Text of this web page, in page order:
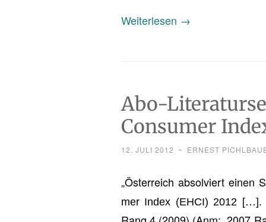
Wei­ter­le­sen „Abo-
ser­
vice:
Un­
la­
gen
zur
→
Abo-
Consumer
12. JULI 2012 ~ ERNEST
„Ös­ter­reich ab­sol­viert einen
mer Index (EHCI) 2012 […].